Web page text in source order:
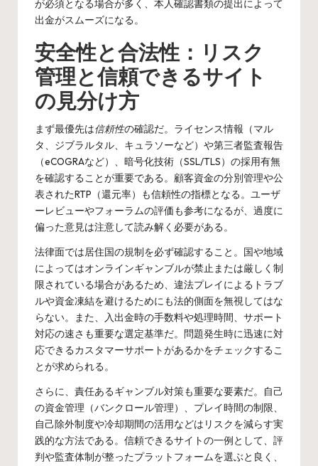
が必須となる場合が多く、本人確認書類の提出によって
出金がスムーズになる。
安全性と合法性：リスク
管理と信頼できるサイト
の見分け方
まず最優先は信頼性の確認だ。ライセンス情報（マル
タ、ジブラルタル、キュラソーなど）や第三者監査報告
（eCOGRAなど）、暗号化技術（SSL/TLS）の採用有無
を確認することが重要である。顧客資金の分別管理や公
表されたRTP（還元率）も信頼性の指標となる。ユーザ
ーレビューやフォーラムの評価も参考になるが、過度に
偏った意見は注意して読み解く必要がある。
法律面では居住国の規制を必ず確認すること。国や地域
によってはオンラインギャンブルが禁止または厳しく制
限されている場合があるため、違法プレイによるトラブ
ルや資金凍結を避けるためにも法的側面を無視してはな
らない。また、入出金時の手数料や処理時間、サポート
対応の速さも重要な選定基準だ。問題発生時に迅速に対
応できるカスタマーサポートがあるかをチェックするこ
とが求められる。
さらに、責任あるギャンブル対策も重要な要素だ。自己
の資金管理（バンクロール管理）、プレイ時間の制限、
自己除外制度や冷却期間の活用などはリスクを減らす実
践的な方法である。信頼できるサイトの一例として、評
判や監査体制が整ったプラットフォームを選ぶと良く、